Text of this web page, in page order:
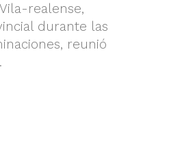
realense,
durante las
reunió